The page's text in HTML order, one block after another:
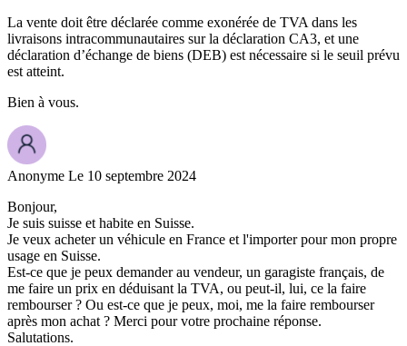
La vente doit être déclarée comme exonérée de TVA dans les
livraisons intracommunautaires sur la déclaration CA3, et une
déclaration d’échange de biens (DEB) est nécessaire si le seuil prévu
est atteint.
Bien à vous.
Anonyme Le 10 septembre 2024
Bonjour,
Je suis suisse et habite en Suisse.
Je veux acheter un véhicule en France et l'importer pour mon propre
usage en Suisse.
Est-ce que je peux demander au vendeur, un garagiste français, de
me faire un prix en déduisant la TVA, ou peut-il, lui, ce la faire
rembourser ? Ou est-ce que je peux, moi, me la faire rembourser
après mon achat ? Merci pour votre prochaine réponse.
Salutations.